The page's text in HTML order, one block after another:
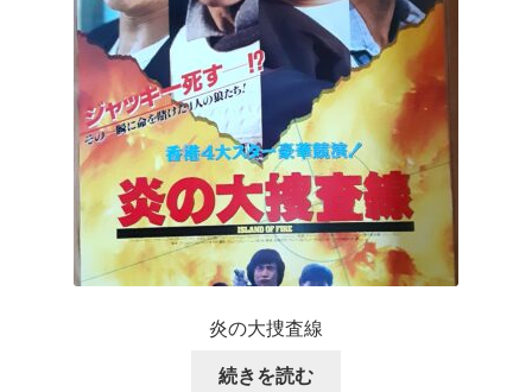
炎の大捜査線
続きを読む